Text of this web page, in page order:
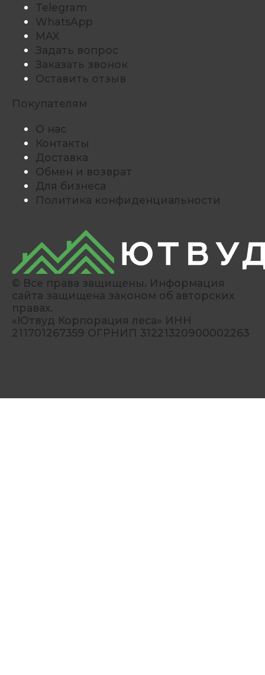
Telegram
WhatsApp
MAX
Задать вопрос
Заказать звонок
Оставить отзыв
Покупателям
О нас
Контакты
Доставка
Обмен и возврат
Для бизнеса
Политика конфиденциальности
© Все права защищены. Информация
сайта защищена законом об авторских
правах.
«Ютвуд Корпорация леса» ИНН
211701267359 ОГРНИП 31221320900002263